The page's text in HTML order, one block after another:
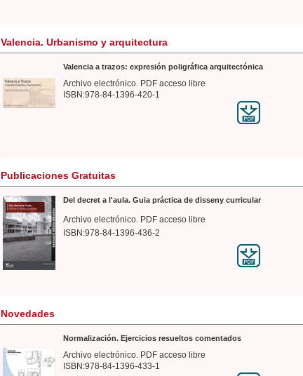
Valencia. Urbanismo y arquitectura
Valencia a trazos: expresión poligráfica arquitectónica
Archivo electrónico. PDF acceso libre
ISBN:978-84-1396-420-1
Publicaciones Gratuitas
Del decret a l'aula. Guia práctica de disseny curricular
Archivo electrónico. PDF acceso libre
ISBN:978-84-1396-436-2
Novedades
Normalización. Ejercicios resueltos comentados
Archivo electrónico. PDF acceso libre
ISBN:978-84-1396-433-1